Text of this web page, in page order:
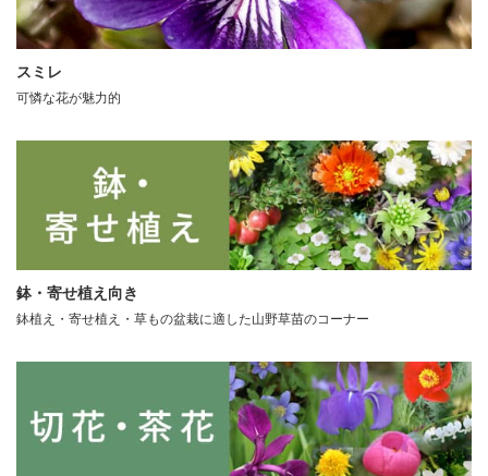
スミレ
可憐な花が魅力的
鉢・寄せ植え向き
鉢植え・寄せ植え・草もの盆栽に適した山野草苗のコーナー